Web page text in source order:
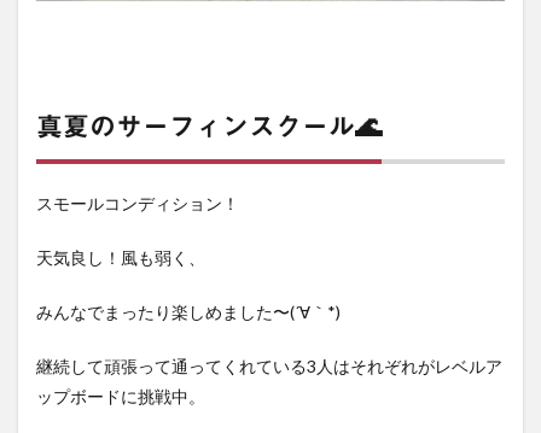
真夏のサーフィンスクール🌊
スモールコンディション！
天気良し！風も弱く、
みんなでまったり楽しめました〜(´∀｀*)
継続して頑張って通ってくれている3人はそれぞれがレベルア
ップボードに挑戦中。